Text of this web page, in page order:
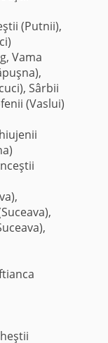
(Putnii),
Vama
Sârbii
(Vaslui)